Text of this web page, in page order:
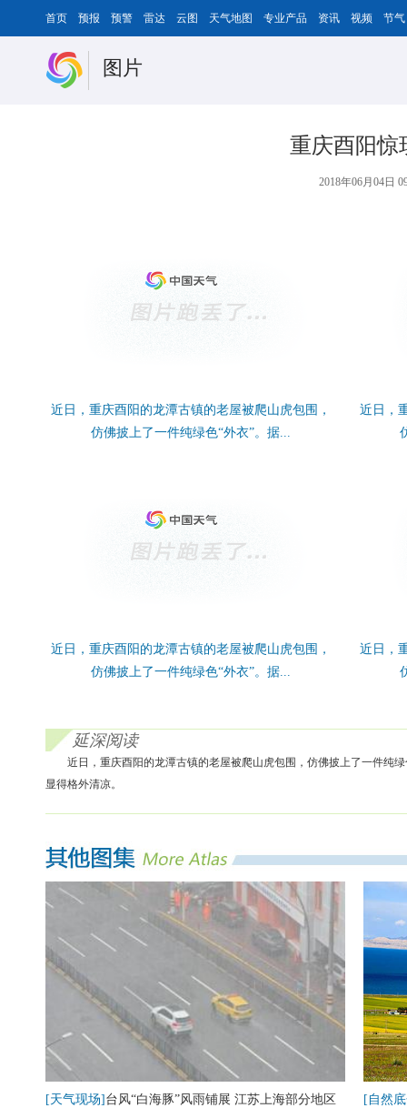
首页 预报 预警 雷达 云图 天气地图 专业产品 资讯 视频 节气
图片
重庆酉阳惊
2018年06月04日
近日，重庆酉阳的龙潭古镇的老屋被爬山虎包围，
仿佛披上了一件纯绿色“外衣”。据...
近日，
近日，重庆酉阳的龙潭古镇的老屋被爬山虎包围，
仿佛披上了一件纯绿色“外衣”。据...
近日，
延深阅读
近日，重庆酉阳的龙潭古镇的老屋被爬山虎包围，仿佛披上了一件纯
显得格外清凉。
[天气现场] 台风“白海豚”风雨铺展 江苏上海部分地区
[自然